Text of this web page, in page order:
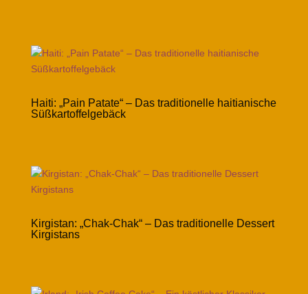
Haiti: „Pain Patate“ – Das traditionelle haitianische
Süßkartoffelgebäck
Kirgistan: „Chak-Chak“ – Das traditionelle Dessert
Kirgistans